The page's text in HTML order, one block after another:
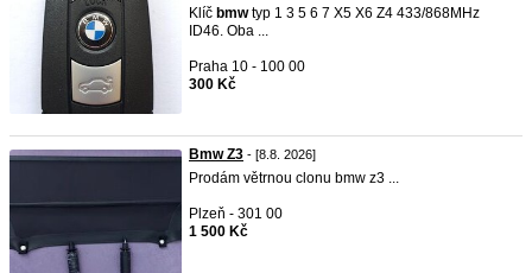
Klíč bmwtyp 1 3 5 6 7 X5 X6 Z4 433/868MHz
ID46. Oba ...
Praha 10 - 100 00
300 Kč
Bmw Z3 - [8.8. 2026]
Prodám větrnou clonu bmw z3 ...
Plzeň - 301 00
1 500 Kč